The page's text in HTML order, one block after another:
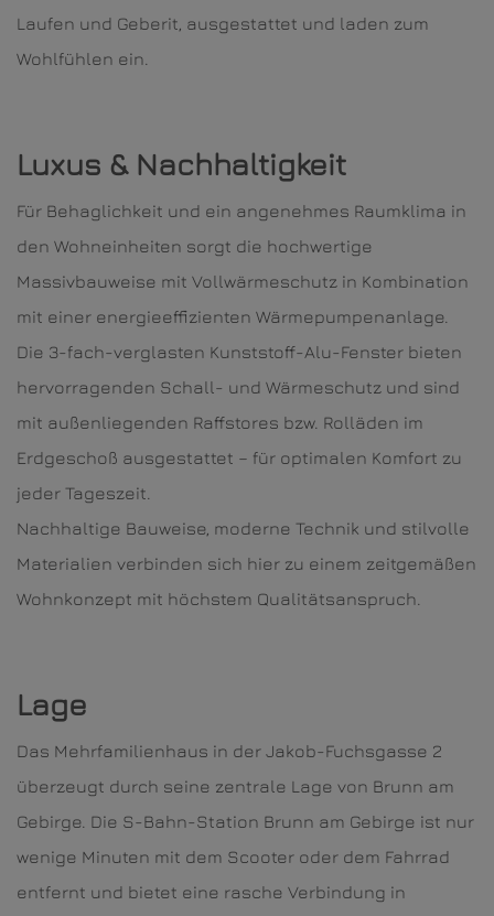
Laufen und Geberit, ausgestattet und laden zum
Wohlfühlen ein.
Luxus & Nachhaltigkeit
Für Behaglichkeit und ein angenehmes Raumklima in
den Wohneinheiten sorgt die hochwertige
Massivbauweise mit Vollwärmeschutz in Kombination
mit einer energieeffizienten Wärmepumpenanlage.
Die 3-fach-verglasten Kunststoff-Alu-Fenster bieten
hervorragenden Schall- und Wärmeschutz und sind
mit außenliegenden Raffstores bzw. Rolläden im
Erdgeschoß ausgestattet – für optimalen Komfort zu
jeder Tageszeit.
Nachhaltige Bauweise, moderne Technik und stilvolle
Materialien verbinden sich hier zu einem zeitgemäßen
Wohnkonzept mit höchstem Qualitätsanspruch.
Lage
Das Mehrfamilienhaus in der Jakob-Fuchsgasse 2
überzeugt durch seine zentrale Lage von Brunn am
Gebirge. Die S-Bahn-Station Brunn am Gebirge ist nur
wenige Minuten mit dem Scooter oder dem Fahrrad
entfernt und bietet eine rasche Verbindung in